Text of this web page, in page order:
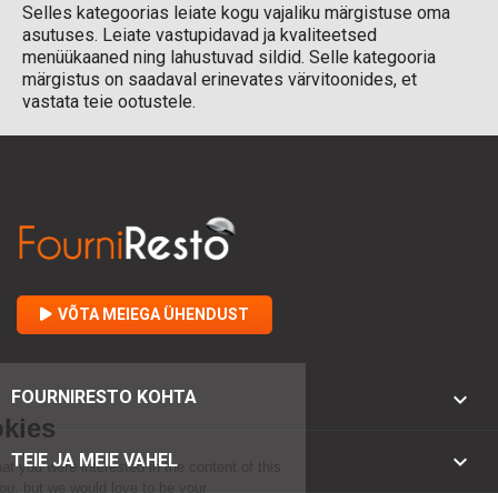
Selles kategoorias leiate kogu vajaliku märgistuse oma
asutuses. Leiate vastupidavad ja kvaliteetsed
menüükaaned ning lahustuvad sildid. Selle kategooria
märgistus on saadaval erinevates värvitoonides, et
vastata teie ootustele.
VÕTA MEIEGA ÜHENDUST
FOURNIRESTO KOHTA 
TEIE JA MEIE VAHEL 